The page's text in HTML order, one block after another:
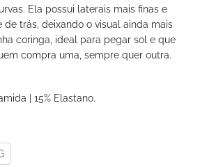
Ela possui laterais mais finas e
trás, deixando o visual ainda mais
coringa, ideal para pegar sol e que
compra uma, sempre quer outra.
| 15% Elastano.